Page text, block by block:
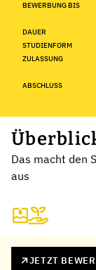
BEWERBUNG BIS
DAUER
STUDIENFORM
ZULASSUNG
ABSCHLUSS
Das macht den
aus
JETZT